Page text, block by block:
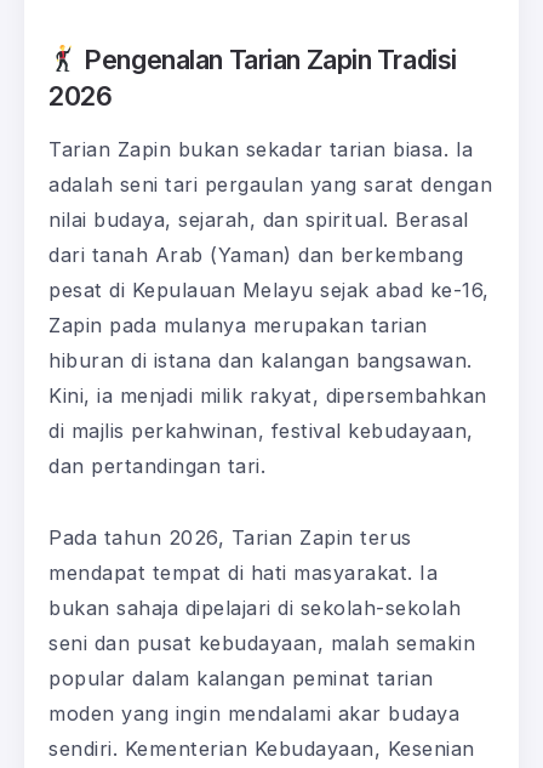
Pengenalan Tarian Zapin Tradisi
2026
Tarian Zapin bukan sekadar tarian biasa. Ia
adalah seni tari pergaulan yang sarat dengan
nilai budaya, sejarah, dan spiritual. Berasal
dari tanah Arab (Yaman) dan berkembang
pesat di Kepulauan Melayu sejak abad ke-16,
Zapin pada mulanya merupakan tarian
hiburan di istana dan kalangan bangsawan.
Kini, ia menjadi milik rakyat, dipersembahkan
di majlis perkahwinan, festival kebudayaan,
dan pertandingan tari.
Pada tahun 2026, Tarian Zapin terus
mendapat tempat di hati masyarakat. Ia
bukan sahaja dipelajari di sekolah-sekolah
seni dan pusat kebudayaan, malah semakin
popular dalam kalangan peminat tarian
moden yang ingin mendalami akar budaya
sendiri. Kementerian Kebudayaan, Kesenian